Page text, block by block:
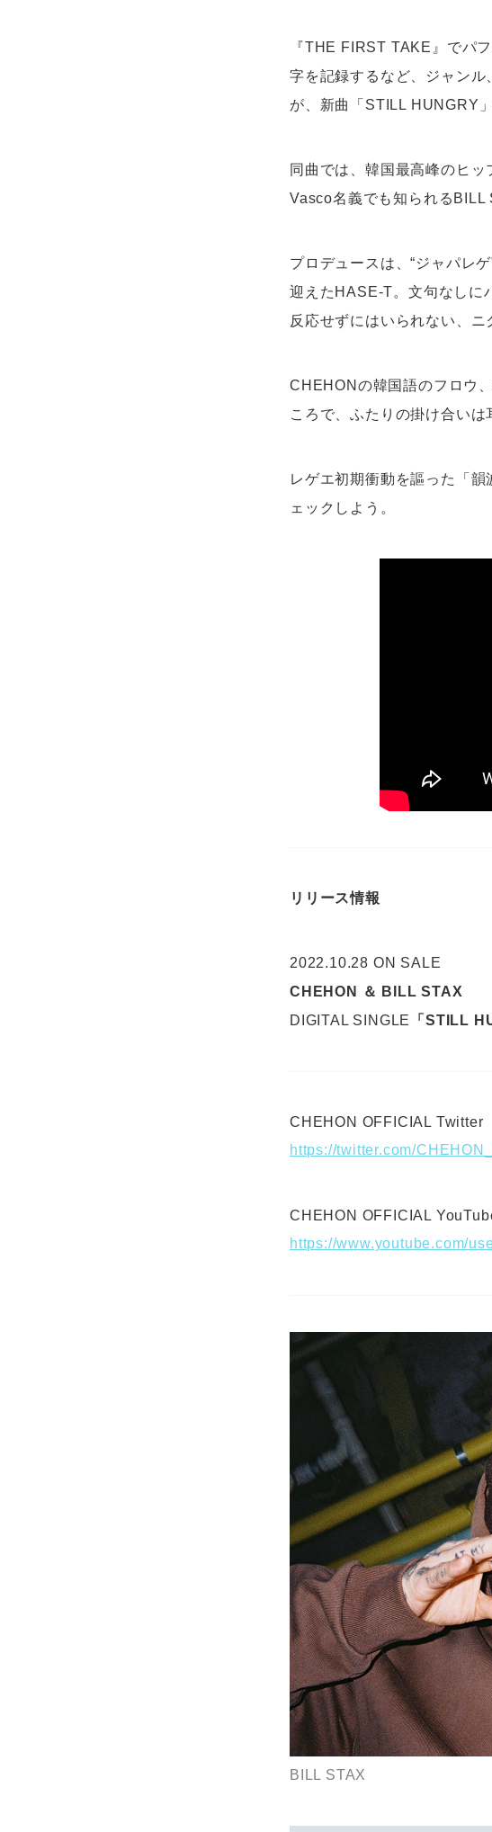
『THE FIRST TAKE』でパ
字を記録するなど、ジャン
が、新曲「STILL HUNGRY
同曲では、韓国最高峰のヒ
Vasco名義でも知られるBILL
プロデュースは、“ジャパレ
迎えたHASE-T。文句なしに
反応せずにはいられない、ニ
CHEHONの韓国語のフロウ
ころで、ふたりの掛け合いは
レゲエ初期衝動を謳った「
ェックしよう。
リリース情報
2022.10.28 ON SALE
CHEHON ＆ BILL STAX
DIGITAL SINGLE
「STILL
CHEHON OFFICIAL Twitter
https://twitter.com/
CHEHON OFFICIAL
https://www.youtube.com/
BILL STAX